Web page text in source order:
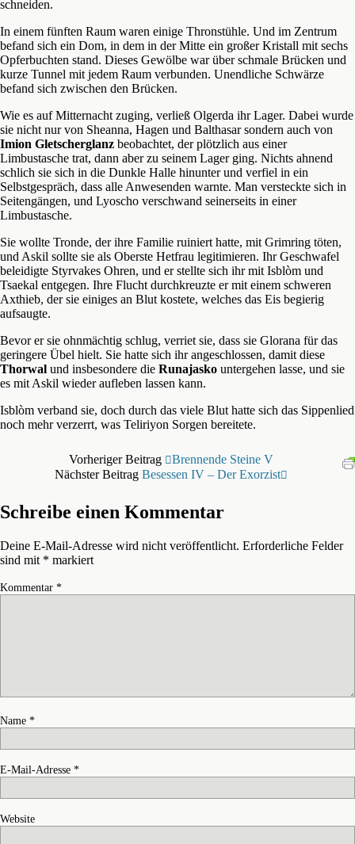
schneiden.
In einem fünften Raum waren einige Thronstühle. Und im Zentrum
befand sich ein Dom, in dem in der Mitte ein großer Kristall mit sechs
Opferbuchten stand. Dieses Gewölbe war über schmale Brücken und
kurze Tunnel mit jedem Raum verbunden. Unendliche Schwärze
befand sich zwischen den Brücken.
Wie es auf Mitternacht zuging, verließ Olgerda ihr Lager. Dabei wurde
sie nicht nur von Sheanna, Hagen und Balthasar sondern auch von
Imion Gletscherglanz beobachtet, der plötzlich aus einer
Limbustasche trat, dann aber zu seinem Lager ging. Nichts ahnend
schlich sie sich in die Dunkle Halle hinunter und verfiel in ein
Selbstgespräch, dass alle Anwesenden warnte. Man versteckte sich in
Seitengängen, und Lyoscho verschwand seinerseits in einer
Limbustasche.
Sie wollte Tronde, der ihre Familie ruiniert hatte, mit Grimring töten,
und Askil sollte sie als Oberste Hetfrau legitimieren. Ihr Geschwafel
beleidigte Styrvakes Ohren, und er stellte sich ihr mit Isblòm und
Tsaekal entgegen. Ihre Flucht durchkreuzte er mit einem schweren
Axthieb, der sie einiges an Blut kostete, welches das Eis begierig
aufsaugte.
Bevor er sie ohnmächtig schlug, verriet sie, dass sie Glorana für das
geringere Übel hielt. Sie hatte sich ihr angeschlossen, damit diese
Thorwal und insbesondere die Runajasko untergehen lasse, und sie
es mit Askil wieder aufleben lassen kann.
Isblòm verband sie, doch durch das viele Blut hatte sich das Sippenlied
noch mehr verzerrt, was Teliriyon Sorgen bereitete.
Vorheriger Beitrag
Brennende Steine V
Nächster Beitrag Besessen IV – Der Exorzist
Schreibe einen Kommentar
Deine E-Mail-Adresse wird nicht veröffentlicht. Erforderliche Felder
sind mit * markiert
Kommentar *
Name *
E-Mail-Adresse *
Website